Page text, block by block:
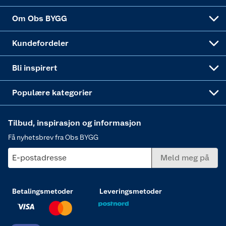
Om Obs BYGG
Kundefordeler
Bli inspirert
Populære kategorier
Tilbud, inspirasjon og informasjon
Få nyhetsbrev fra Obs BYGG
E-postadresse Meld meg på
Betalingsmetoder Leveringsmetoder